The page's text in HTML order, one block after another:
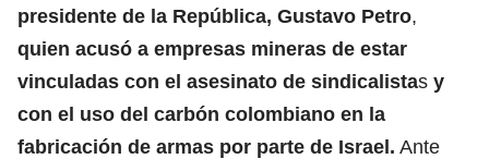
presidente de la República, Gustavo Petro,
quien acusó a empresas mineras de estar
vinculadas con el asesinato de sindicalistas y
con el uso del carbón colombiano en la
fabricación de armas por parte de Israel. Ante